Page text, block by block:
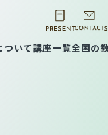
ついて講座一覧全国の